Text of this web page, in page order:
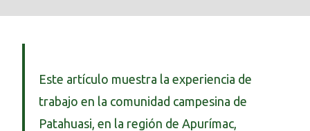
Este artículo muestra la experiencia de
trabajo en la comunidad campesina de
Patahuasi, en la región de Apurímac,